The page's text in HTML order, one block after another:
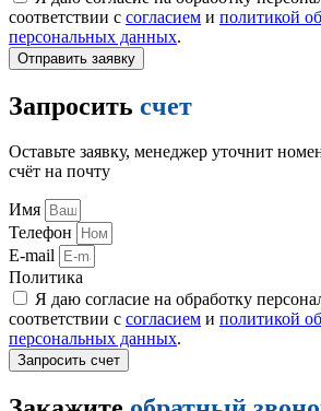
соответствии с согласием и политикой
персональных данных.
Отправить заявку
Запросить счет
Оставьте заявку, менеджер уточнит
счёт на почту
Имя
Телефон
E-mail
Политика
Я даю согласие на обработку
соответствии с согласием и политикой
персональных данных.
Запросить счет